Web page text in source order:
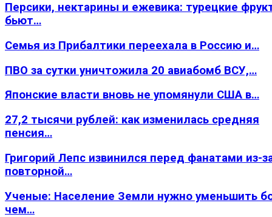
Персики, нектарины и ежевика: турецкие
бьют…
Семья из Прибалтики переехала в Россию и…
ПВО за сутки уничтожила 20 авиабомб ВСУ,…
Японские власти вновь не упомянули США в…
27,2 тысячи рублей: как изменилась средняя
пенсия…
Григорий Лепс извинился перед фанатами из-
повторной…
Ученые: Население Земли нужно уменьшить
чем…